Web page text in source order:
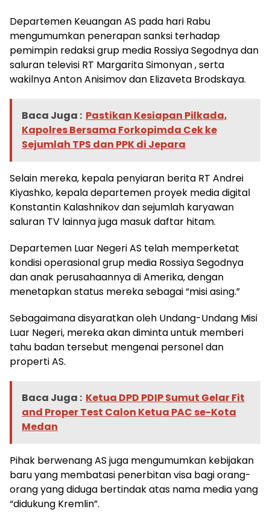
Departemen Keuangan AS pada hari Rabu
mengumumkan penerapan sanksi terhadap
pemimpin redaksi grup media Rossiya Segodnya dan
saluran televisi RT Margarita Simonyan , serta
wakilnya Anton Anisimov dan Elizaveta Brodskaya.
Baca Juga : Pastikan Kesiapan Pilkada,
Kapolres Bersama Forkopimda Cek ke
Sejumlah TPS dan PPK di Jepara
Selain mereka, kepala penyiaran berita RT Andrei
Kiyashko, kepala departemen proyek media digital
Konstantin Kalashnikov dan sejumlah karyawan
saluran TV lainnya juga masuk daftar hitam.
Departemen Luar Negeri AS telah memperketat
kondisi operasional grup media Rossiya Segodnya
dan anak perusahaannya di Amerika, dengan
menetapkan status mereka sebagai “misi asing.”
Sebagaimana disyaratkan oleh Undang-Undang Misi
Luar Negeri, mereka akan diminta untuk memberi
tahu badan tersebut mengenai personel dan
properti AS.
Baca Juga : Ketua DPD PDIP Sumut Gelar Fit
and Proper Test Calon Ketua PAC se-Kota
Medan
Pihak berwenang AS juga mengumumkan kebijakan
baru yang membatasi penerbitan visa bagi orang-
orang yang diduga bertindak atas nama media yang
“didukung Kremlin”.